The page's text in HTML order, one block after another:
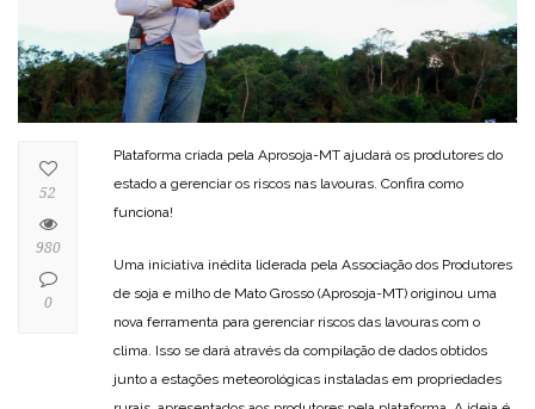
Plataforma criada pela Aprosoja-MT ajudará os produtores do
estado a gerenciar os riscos nas lavouras. Confira como
funciona!
Uma iniciativa inédita liderada pela Associação dos Produtores
de soja e milho de Mato Grosso (Aprosoja-MT) originou uma
nova ferramenta para gerenciar riscos das lavouras com o
clima. Isso se dará através da compilação de dados obtidos
junto a estações meteorológicas instaladas em propriedades
52
980
0